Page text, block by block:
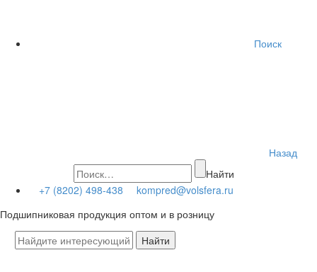
Поиск
Назад
Найти
+7 (8202) 498-438
kompred@volsfera.ru
Подшипниковая продукция оптом и в розницу